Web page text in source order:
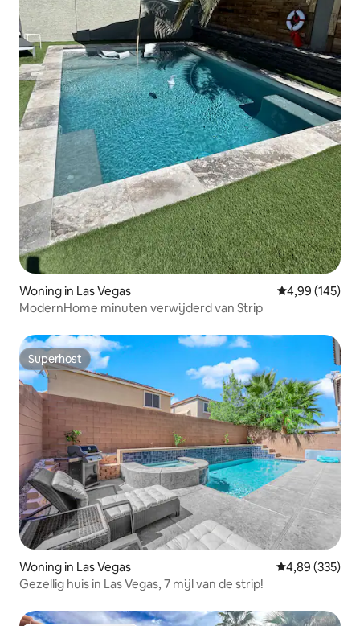
Woning in Las Vegas Gemiddelde
4,99 (145)
ModernHome minuten verwijderd van Strip
Superhost
Superhost
Woning in Las Vegas Gemiddelde
4,89 (335)
Gezellig huis in Las Vegas, 7 mijl van de strip!